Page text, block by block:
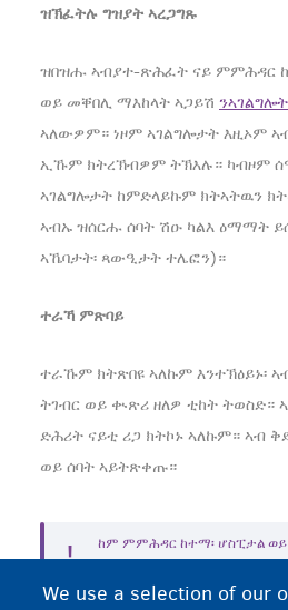
ዝኽፈትሉ ግዝያት ኣረጋግጹ
ዝበዝሑ ኣብያተ-ጽሕፈት ናይ ምምሕዳር
ወይ መቐበሊ ማእከላት ኣጋይሽ
ኣለውዎም። ነዞም ኣገልግሎታት እዚኦም
ኢኹም ክትረኽብዎም ትኽእሉ። ካብዞም
ኣገልግሎታት ከምድላይኩም ክትኣትዉን
ኣብኡ ዝሰርሑ ሰባት ሽዑ ካልእ ዕማማት
ኣኼባታት፡ ጻውዒታት ተሌፎን)።
ተራኻ ምጽባይ
ተራኹም ክትጽበዩ ኣለኩም እንተኽዕይኑ፡
ትገብር ወይ ቊጽሪ ዘለዎ ቲከት ትወስድ።
ድሕሪት ናይቲ ሪጋ ክትኮኑ ኣለኩም። ኣብ
ወይ ሰባት ኣይትጽቀጡ።
ከም ምምሕዳር ከተማ፡ ሆስፒታል
ትኬት እናዓደሉ እዮም ዝሰርሑ።
We use a selection of our